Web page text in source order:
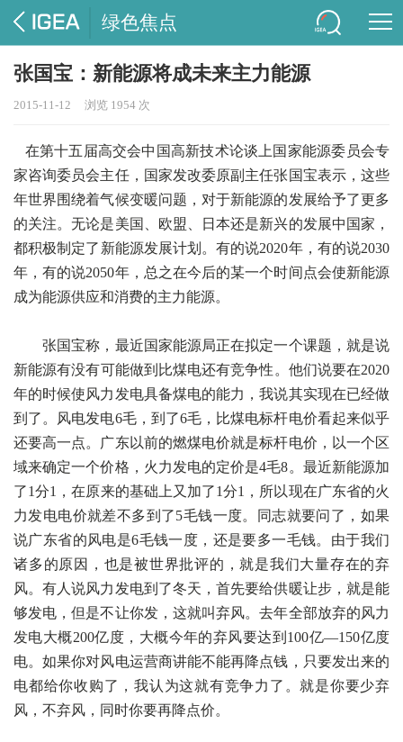
绿色焦点
张国宝：新能源将成未来主力能源
2015-11-12 浏览 1954 次
在第十五届高交会中国高新技术论谈上国家能源委员会专
家咨询委员会主任，国家发改委原副主任张国宝表示，这些
年世界围绕着气候变暖问题，对于新能源的发展给予了更多
的关注。无论是美国、欧盟、日本还是新兴的发展中国家，
都积极制定了新能源发展计划。有的说2020年，有的说2030
年，有的说2050年，总之在今后的某一个时间点会使新能源
成为能源供应和消费的主力能源。
张国宝称，最近国家能源局正在拟定一个课题，就是说
新能源有没有可能做到比煤电还有竞争性。他们说要在2020
年的时候使风力发电具备煤电的能力，我说其实现在已经做
到了。风电发电6毛，到了6毛，比煤电标杆电价看起来似乎
还要高一点。广东以前的燃煤电价就是标杆电价，以一个区
域来确定一个价格，火力发电的定价是4毛8。最近新能源加
了1分1，在原来的基础上又加了1分1，所以现在广东省的火
力发电电价就差不多到了5毛钱一度。同志就要问了，如果
说广东省的风电是6毛钱一度，还是要多一毛钱。由于我们
诸多的原因，也是被世界批评的，就是我们大量存在的弃
风。有人说风力发电到了冬天，首先要给供暖让步，就是能
够发电，但是不让你发，这就叫弃风。去年全部放弃的风力
发电大概200亿度，大概今年的弃风要达到100亿—150亿度
电。如果你对风电运营商讲能不能再降点钱，只要发出来的
电都给你收购了，我认为这就有竞争力了。就是你要少弃
风，不弃风，同时你要再降点价。